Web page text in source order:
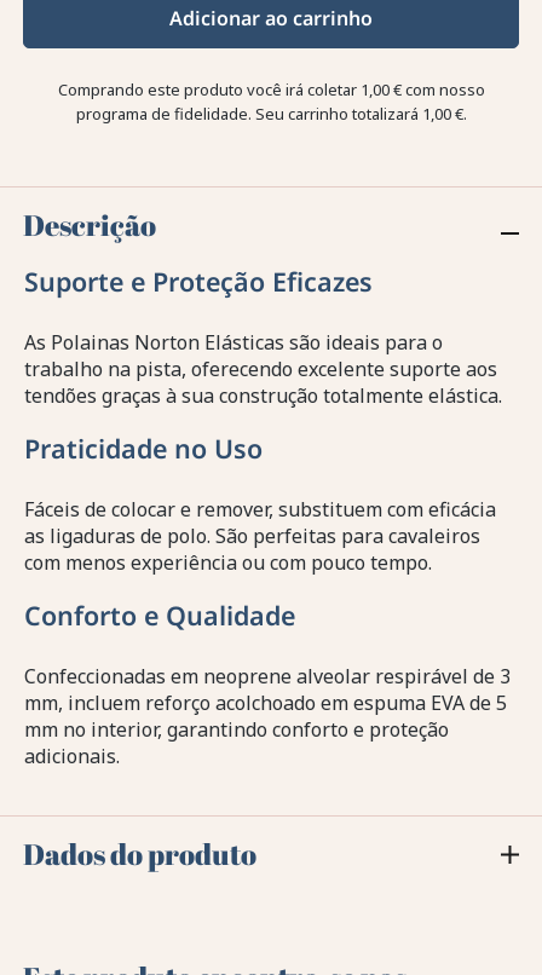
Adicionar ao carrinho
Comprando este produto você irá coletar 1,00 €com nosso
programa de fidelidade. Seu carrinho totalizará 1,00 €.
Descrição
Suporte e Proteção Eficazes
As Polainas Norton Elásticas são ideais para o
trabalho na pista, oferecendo excelente suporte aos
tendões graças à sua construção totalmente elástica.
Praticidade no Uso
Fáceis de colocar e remover, substituem com eficácia
as ligaduras de polo. São perfeitas para cavaleiros
com menos experiência ou com pouco tempo.
Conforto e Qualidade
Confeccionadas em neoprene alveolar respirável de 3
mm, incluem reforço acolchoado em espuma EVA de 5
mm no interior, garantindo conforto e proteção
adicionais.
Dados do produto